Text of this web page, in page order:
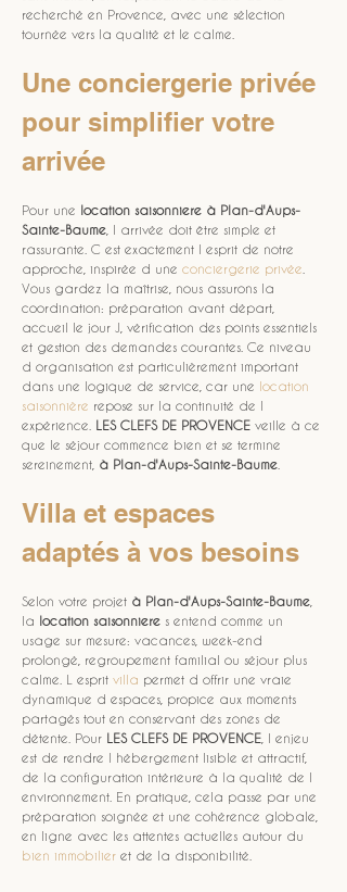
recherché en Provence, avec une sélection
tournée vers la qualité et le calme.
Une conciergerie privée
pour simplifier votre
arrivée
Pour une location saisonniere à Plan-d'Aups-
Sainte-Baume , l arrivée doit être simple et
rassurante. C est exactement l esprit de notre
approche, inspirée d une conciergerie privée
Vous gardez la maîtrise, nous assurons la
coordination: préparation avant départ,
accueil le jour J, vérification des points essentiels
et gestion des demandes courantes. Ce niveau
d organisation est particulièrement important
dans une logique de service, car une location
saisonnière repose sur la continuité de l
expérience. LES CLEFS DE PROVENCE veille à ce
que le séjour commence bien et se termine
sereinement, à Plan-d'Aups-Sainte-Baume
Villa et espaces
adaptés à vos besoins
Selon votre projet à Plan-d'Aups-Sainte-Baume
la location saisonniere s entend comme un
usage sur mesure: vacances, week-end
prolongé, regroupement familial ou séjour plus
calme. L esprit villa permet d offrir une vraie
dynamique d espaces, propice aux moments
partagés tout en conservant des zones de
détente. Pour LES CLEFS DE PROVENCE , l enjeu
est de rendre l hébergement lisible et attractif,
de la configuration intérieure à la qualité de l
environnement. En pratique, cela passe par une
préparation soignée et une cohérence globale,
en ligne avec les attentes actuelles autour du
bien immobilier et de la disponibilité.